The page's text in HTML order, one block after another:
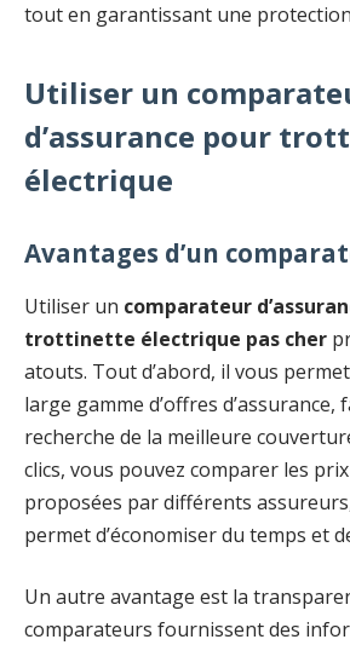
tout en garantissant une
Utiliser un
d’assurance pour
électrique
Avantages d’un
Utiliser un comparateur
trottinette électrique pas cher
atouts. Tout d’abord, il vous permet
large gamme d’offres d’assurance,
recherche de la meilleure
clics, vous pouvez comparer les
proposées par différents
permet d’économiser du temps et
Un autre avantage est la
comparateurs fournissent des